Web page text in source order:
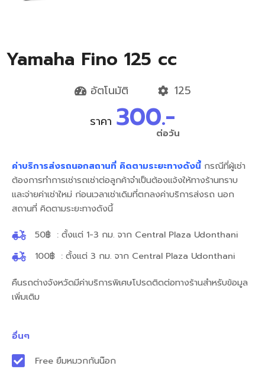
Yamaha Fino 125 cc
อัตโนมัติ
125
ราคา 300.-
ต่อวัน
ค่าบริการส่งรถนอกสถานที่ คิดตามระยะทางดังนี้ กรณีที่ผู้เช่า
ต้องการทำการเช่ารถเช่าต่อลูกค้าจำเป็นต้องแจ้งให้ทางร้านทราบ
และจ่ายค่าเช่าใหม่ ก่อนเวลาเช่าเดิมที่ตกลงค่าบริการส่งรถ นอก
สถานที่ คิดตามระยะทางดังนี้
50฿ : ตั้งแต่ 1-3 กม. จาก Central Plaza Udonthani
100฿ : ตั้งแต่ 3 กม. จาก Central Plaza Udonthani
คืนรถต่างจังหวัดมีค่าบริการพิเศษโปรดติดต่อทางร้านสำหรับข้อมูล
เพิ่มเติม
อื่นๆ
Free ยืมหมวกกันน๊อก